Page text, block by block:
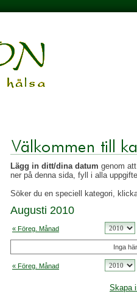
Lägg in ditt/dina datum genom
ner på denna sida, fyll i alla
Söker du en speciell kategori,
Augusti 2010
« Föreg. Månad
Inga
« Föreg. Månad
Skapa